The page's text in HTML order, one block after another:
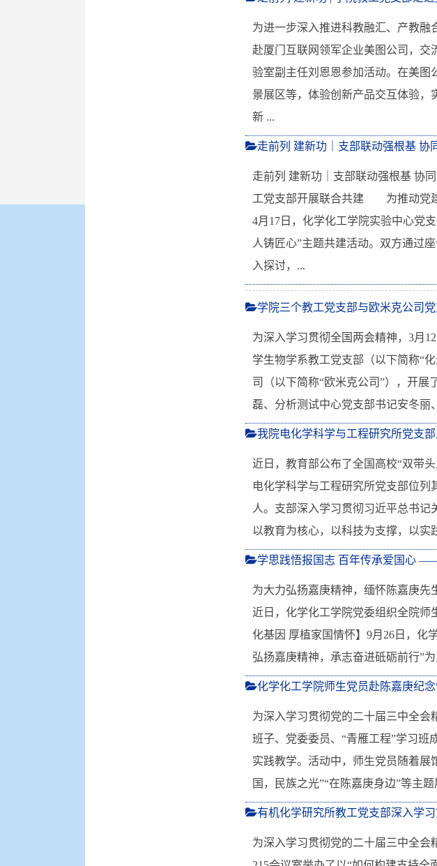
为进一步深入推进科教融汇、产教融
赴厦门互联网领军企业美图公司，交
验室副主任刘恩恩参加活动。在美图
景展区等，体验创新产品交互体验
新 ...
走前列 建新功｜支部联动强根基 协
走前列 建新功｜支部联动强根基 协
工党支部开展联合共建 为推动党建
4月17日，化学化工学院实验中心党
人铸匠心”主题共建活动。双方通过
入探讨，...
学院三个教工党支部与欧米克公司
为深入学习贯彻全国两会精神，3月
学生物学系教工党支部（以下简称“
司（以下简称“欧米克公司”），开
磊、分析测试中心党支部书记安冬丽
我院电化学科学与工程研究所党支
近日，教育部公布了全国高校“双带
电化学科学与工程研究所党支部位列
人。支部深入学习贯彻习近平总书记
以教育为核心，以科技为支撑，以实
学思践悟报国志 百年传承爱国心
为大力弘扬嘉庚精神，缅怀陈嘉庚先
近日，化学化工学院党委组织全院师
化基因 厚植家国情怀】9月26日，化
弘扬嘉庚精神，承志奋进砥砺前行”
化学化工学院师生党员赴陈嘉庚纪
为深入学习贯彻党的二十届三中全会
班子、党委委员、“青雁工程”学习
实践教学。活动中，师生党员随着展
国，民族之光”“在陈嘉庚身边”等主
有机化学研究所教工党支部深入学
为深入学习贯彻党的二十届三中全会